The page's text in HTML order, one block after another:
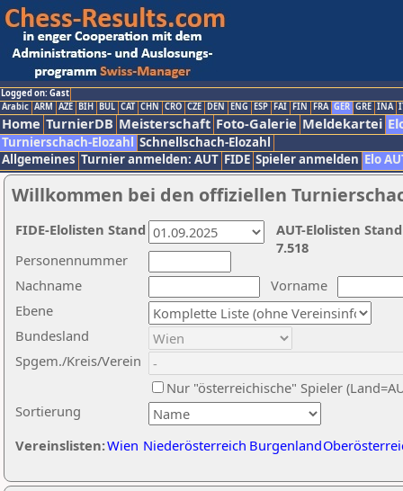
Logged on: Gast
Arabic ARM AZE BIH BUL CAT CHN CRO CZE DEN ENG ESP FAI FIN FRA GER GRE INA
Home TurnierDB Meisterschaft Foto-Galerie Meldekartei
Turnierschach-Elozahl Schnellschach-Elozahl
Allgemeines Turnier anmelden: AUT FIDE Spieler anmelden Elo
Willkommen bei den offiziellen
Nachname
Vorname
Ebene
Sortierung
Personennummer
Bundesland
Spgem./Kreis/Verein
Nur "österreichische" Spieler
Vereinslisten:Wien Niederösterreich Burgenland
AUT-Elolisten
7.518
FIDE-Elolisten Stand